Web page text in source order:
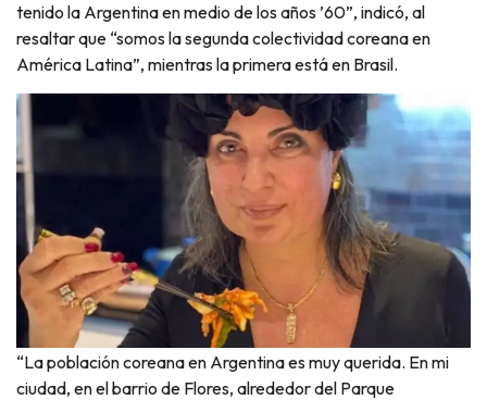
tenido la Argentina en medio de los años ’60”, indicó, al
resaltar que “somos la segunda colectividad coreana en
América Latina”, mientras la primera está en Brasil.
“La población coreana en Argentina es muy querida. En mi
ciudad, en el barrio de Flores, alrededor del Parque